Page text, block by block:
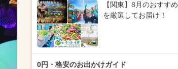
【関東】8月のおすすめ
を厳選してお届け！
0円・格安のお出かけガイド